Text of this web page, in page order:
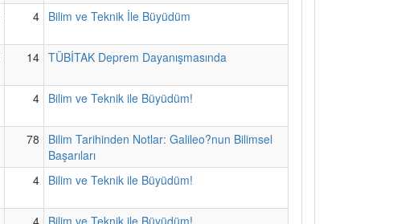
4 Bilim ve Teknik İle Büyüdüm
14 TÜBİTAK Deprem Dayanışmasında
4 Bilim ve Teknik ile Büyüdüm!
78
Bilim Tarihinden Notlar: Galileo?nun Bilimsel
Başarıları
4 Bilim ve Teknik ile Büyüdüm!
4 Bilim ve Teknik ile Büyüdüm!